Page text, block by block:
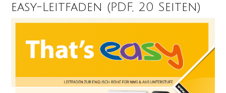
easy-Leitfaden (PDF, 20 Seiten)